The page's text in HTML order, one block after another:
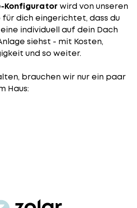
Konfigurator wird von unseren
für dich eingerichtet, dass du
individuell auf dein Dach
siehst - mit Kosten,
und so weiter.
brauchen wir nur ein paar
Haus: